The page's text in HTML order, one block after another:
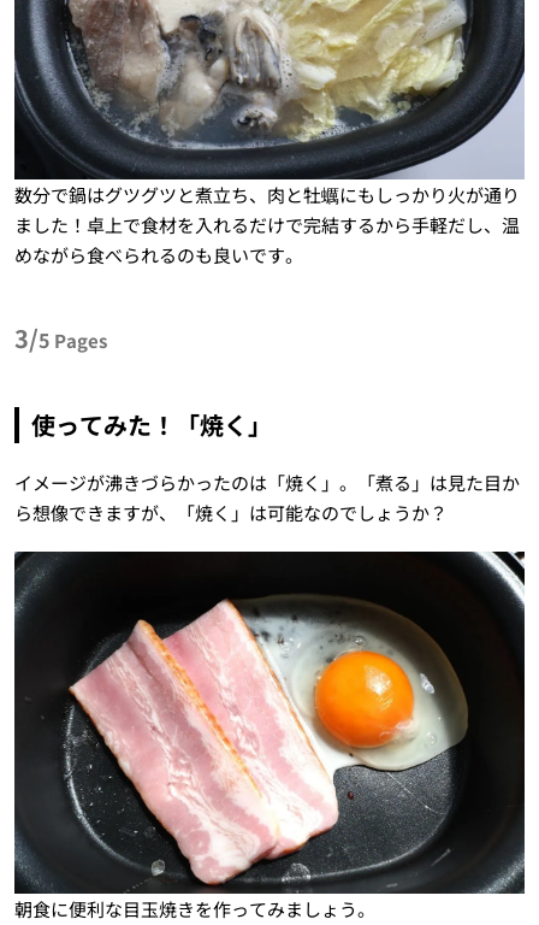
数分で鍋はグツグツと煮立ち、肉と牡蠣にもしっかり火が通り
ました！卓上で食材を入れるだけで完結するから手軽だし、温
めながら食べられるのも良いです。
3/5 Pages
使ってみた！「焼く」
イメージが沸きづらかったのは「焼く」。「煮る」は見た目か
ら想像できますが、「焼く」は可能なのでしょうか？
朝食に便利な目玉焼きを作ってみましょう。